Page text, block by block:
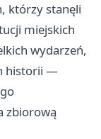
którzy stanęli
miejskich
wydarzeń,
historii —
zbiorową